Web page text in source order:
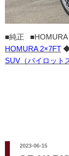
■純正
HOMURA 2×7FT
SUV（パイロット
投
2023-06-15